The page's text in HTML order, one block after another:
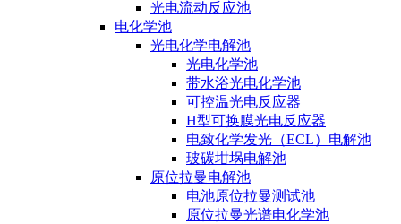
光电流动反应池
电化学池
光电化学电解池
光电化学池
带水浴光电化学池
可控温光电反应器
H型可换膜光电反应器
电致化学发光（ECL）电解池
玻碳坩埚电解池
原位拉曼电解池
电池原位拉曼测试池
原位拉曼光谱电化学池